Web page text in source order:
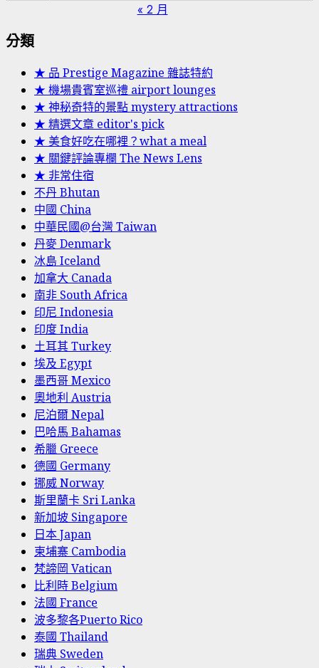
« 2 月
分類
★ 品 Prestige Magazine 雜誌特約
★ 機場貴賓室巡禮 airport lounges
★ 神秘奇特的景點 mystery attractions
★ 精選文章 editor's pick
★ 美食好吃在哪裡？what a meal
★ 關鍵評論專欄 The News Lens
★ 非常住宿
不丹 Bhutan
中國 China
中華民國@台灣 Taiwan
丹麥 Denmark
冰島 Iceland
加拿大 Canada
南非 South Africa
印尼 Indonesia
印度 India
土耳其 Turkey
埃及 Egypt
墨西哥 Mexico
奧地利 Austria
尼泊爾 Nepal
巴哈馬 Bahamas
希臘 Greece
德國 Germany
挪威 Norway
斯里蘭卡 Sri Lanka
新加坡 Singapore
日本 Japan
柬埔寨 Cambodia
梵諦岡 Vatican
比利時 Belgium
法國 France
波多黎各Puerto Rico
泰國 Thailand
瑞典 Sweden